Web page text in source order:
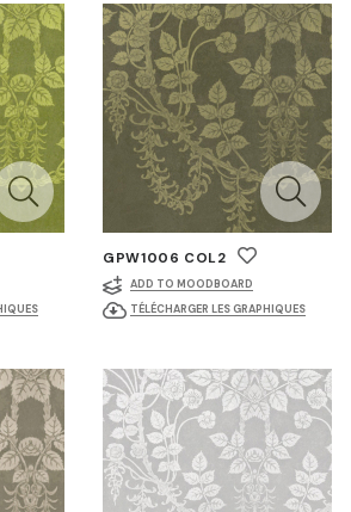
GPW1006 COL2
ADD TO MOODBOARD
TÉLÉCHARGER LES GRAPHIQUES